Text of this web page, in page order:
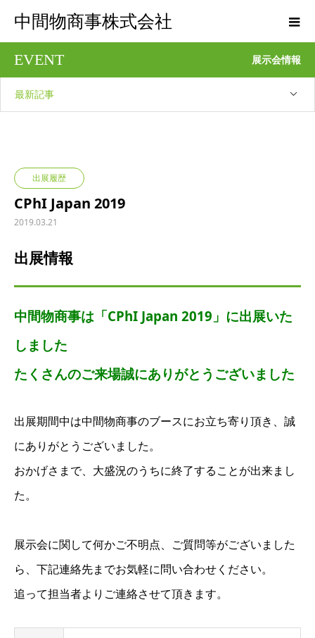
中間物商事株式会社
EVENT 展示会情報
最新記事
出展履歴
CPhI Japan 2019
2019.03.21
出展情報
中間物商事は「CPhI Japan 2019」に出展いた
しました
たくさんのご来場誠にありがとうございました
出展期間中は中間物商事のブースにお立ち寄り頂き、誠
にありがとうございました。
おかげさまで、大盛況のうちに終了することが出来まし
た。
展示会に関して何かご不明点、ご質問等がございました
ら、下記連絡先までお気軽に問い合わせください。
追って担当者よりご連絡させて頂きます。